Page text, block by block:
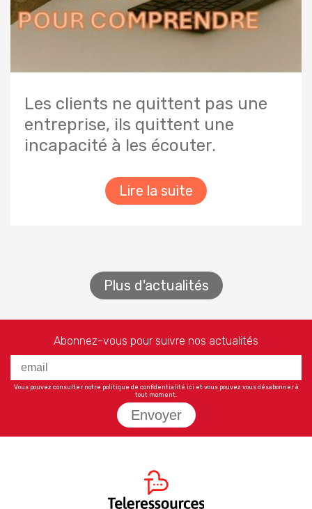
Les clients ne quittent pas une
entreprise, ils quittent une
incapacité à les écouter.
Lire la suite
Plus d'actualités
Abonnez-vous pour suivre nos actualités
Vous pouvez consulter notre politique de confidentialité ici et vous pouvez vous désabonner à
tout moment.
Envoyer